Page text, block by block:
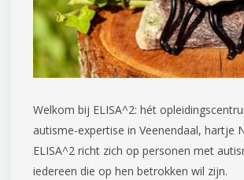
Welkom bij ELISA^2: hét
autisme-expertise in Veenendaal, hartje
ELISA^2 richt zich op personen met
iedereen die op hen betrokken wil zijn.